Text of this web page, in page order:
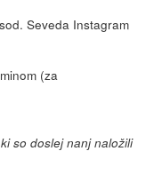
Seveda Instagram
(za
so doslej nanj naložili